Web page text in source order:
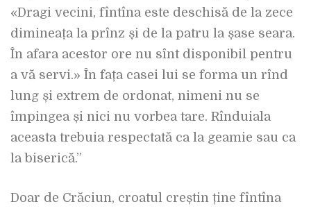
«Dragi vecini, fîntîna este deschisă de la zece
dimineața la prînz și de la patru la șase seara.
În afara acestor ore nu sînt disponibil pentru
a vă servi.» În fața casei lui se forma un rînd
lung și extrem de ordonat, nimeni nu se
împingea și nici nu vorbea tare. Rînduiala
aceasta trebuia respectată ca la geamie sau ca
la biserică.”
Doar de Crăciun, croatul creștin ține fîntîna